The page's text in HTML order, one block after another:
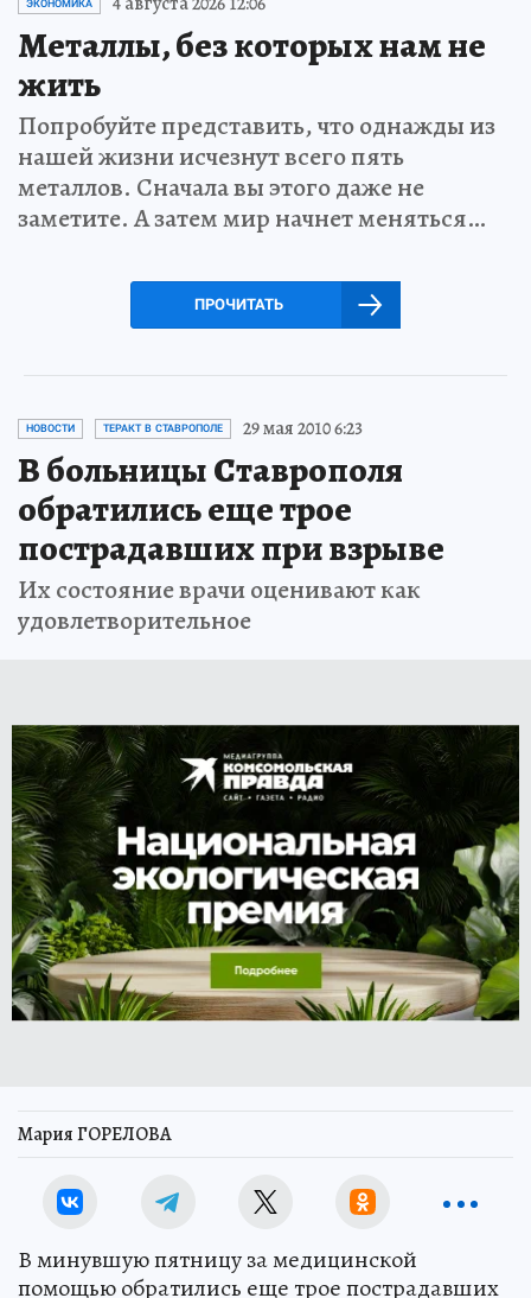
ЭКОНОМИКА
Металлы, без которых нам не
жить
Попробуйте представить, что однажды из
нашей жизни исчезнут всего пять
металлов. Сначала вы этого даже не
заметите. А затем мир начнет меняться…
ПРОЧИТАТЬ
НОВОСТИ ТЕРАКТ В СТАВРОПОЛЕ 29 мая 2010 6:23
В больницы Ставрополя
обратились еще трое
пострадавших при взрыве
Их состояние врачи оценивают как
удовлетворительное
Мария ГОРЕЛОВА
В минувшую пятницу за медицинской
помощью обратились еще трое пострадавших